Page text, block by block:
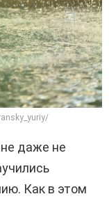
даже не
Как в этом